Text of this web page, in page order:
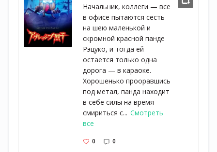
Начальник, коллеги — все
в офисе пытаются сесть
на шею маленькой и
скромной красной панде
Рэцуко, и тогда ей
остается только одна
дорога — в караоке.
Хорошенько прооравшись
под метал, панда находит
в себе силы на время
смириться с... Смотреть
все
0 0